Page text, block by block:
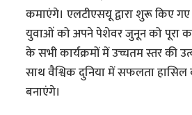
कमाएंगे। एलटीएसयू द्वारा शुरू किए
युवाओं को अपने पेशेवर जुनून को पूरा
के सभी कार्यक्रमों में उच्चतम स्तर की
साथ वैश्विक दुनिया में सफलता
बनाएंगे।